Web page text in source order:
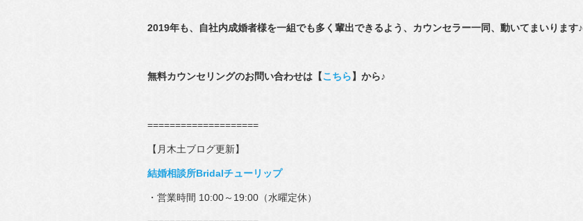
2019年も、自社内成婚者様を一組でも多く輩出できるよう、カウンセラー一同、動いてまいります♪
無料カウンセリングのお問い合わせは【 こちら 】から♪
====================
【月木土ブログ更新】
結婚相談所Bridalチューリップ
・営業時間 10:00～19:00（水曜定休）